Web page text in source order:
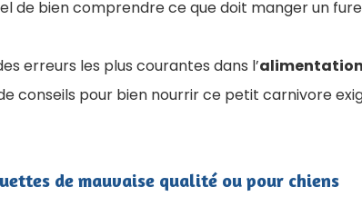
de bien comprendre ce que doit manger un
erreurs les plus courantes dans l’​
conseils pour bien nourrir ce petit carnivore
de mauvaise qualité ou pour chiens